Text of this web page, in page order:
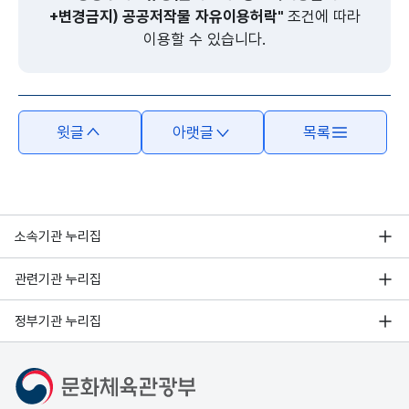
+변경금지) 공공저작물 자유이용허락"조건에 따라
이용할 수 있습니다.
윗글 아랫글 목록
소속기관 누리집
관련기관 누리집
정부기관 누리집
문화체육관광부